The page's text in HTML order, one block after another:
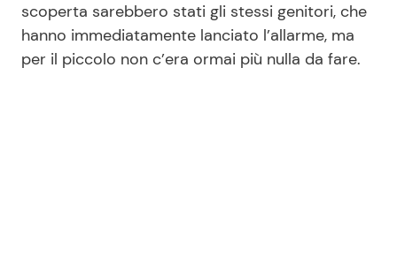
scoperta sarebbero stati gli stessi genitori, che
hanno immediatamente lanciato l’allarme, ma
per il piccolo non c’era ormai più nulla da fare.